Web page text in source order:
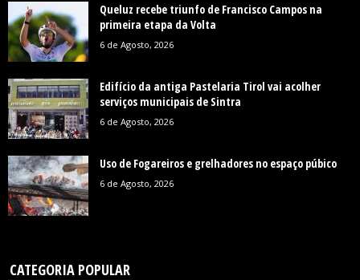
Queluz recebe triunfo de Francisco Campos na
primeira etapa da Volta
6 de Agosto, 2026
Edifício da antiga Pastelaria Tirol vai acolher
serviços municipais de Sintra
6 de Agosto, 2026
Uso de Fogareiros e grelhadores no espaço púbico
6 de Agosto, 2026
CATEGORIA POPULAR